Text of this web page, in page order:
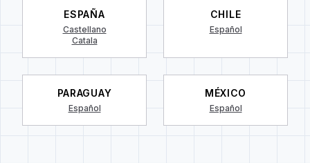
ESPAÑA
Castellano
Catala
CHILE
Español
PARAGUAY
Español
MÉXICO
Español